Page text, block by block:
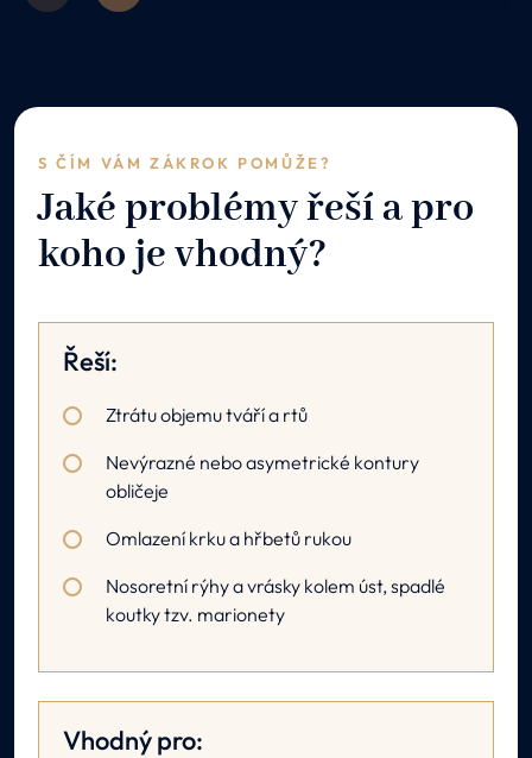
S ČÍM VÁM ZÁKROK POMŮŽE?
Jaké problémy řeší a pro
koho je vhodný?
Řeší:
Ztrátu objemu tváří a rtů
Nevýrazné nebo asymetrické kontury
obličeje
Omlazení krku a hřbetů rukou
Nosoretní rýhy a vrásky kolem úst, spadlé
koutky tzv. marionety
Vhodný pro: